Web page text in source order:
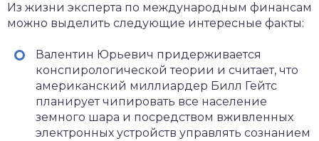
Из жизни эксперта по международным финансам
можно выделить следующие интересные факты:
Валентин Юрьевич придерживается
конспирологической теории и считает, что
американский миллиардер Билл Гейтс
планирует чипировать все население
земного шара и посредством вживленных
электронных устройств управлять сознанием